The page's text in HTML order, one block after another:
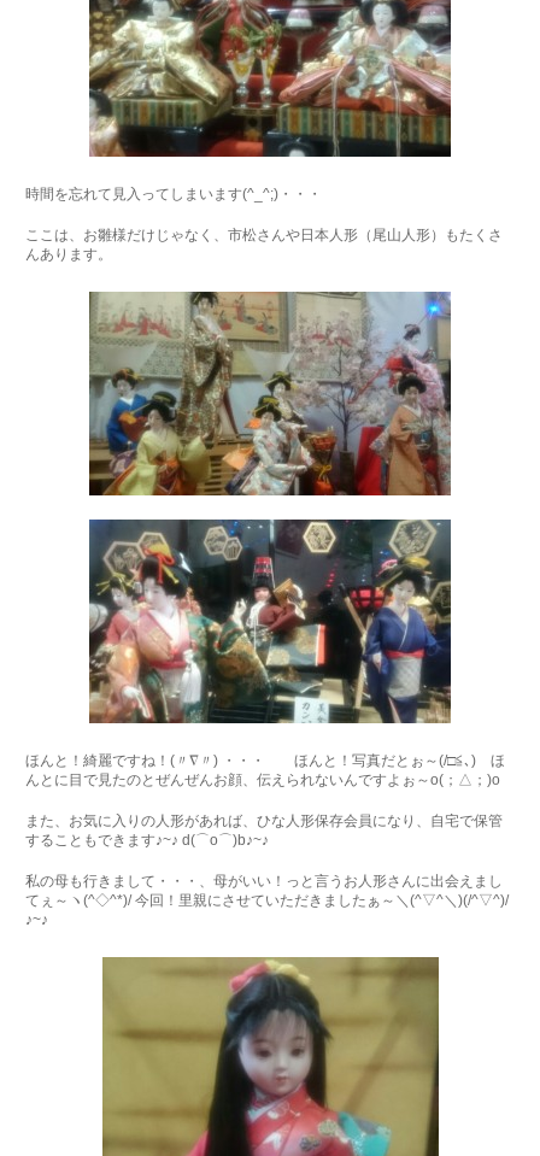
時間を忘れて見入ってしまいます(^_^;)・・・
ここは、お雛様だけじゃなく、市松さんや日本人形（尾山人形）もたくさ
んあります。
ほんと！綺麗ですね！(〃∇〃) ・・・ ほんと！写真だとぉ～(/□≦､) ほ
んとに目で見たのとぜんぜんお顔、伝えられないんですよぉ～o(；△；)o
また、お気に入りの人形があれば、ひな人形保存会員になり、自宅で保管
することもできます♪~♪ d(⌒o⌒)b♪~♪
私の母も行きまして・・・、母がいい！っと言うお人形さんに出会えまし
てぇ～ヽ(^◇^*)/ 今回！里親にさせていただきましたぁ～＼(^▽^＼)(/^▽^)/
♪~♪